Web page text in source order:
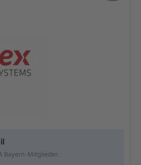
Bayern-Mitglieder: